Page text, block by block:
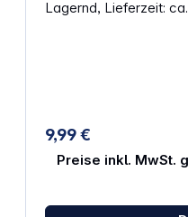
AA, AAA, C, D, 9V,
Lagernd, Lieferzeit:
9,99 €
Preise inkl. MwSt.